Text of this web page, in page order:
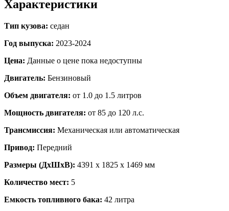
Характеристики
Тип кузова: седан
Год выпуска: 2023-2024
Цена: Данные о цене пока недоступны
Двигатель: Бензиновый
Объем двигателя: от 1.0 до 1.5 литров
Мощность двигателя: от 85 до 120 л.с.
Трансмиссия: Механическая или автоматическая
Привод: Передний
Размеры (ДxШxВ): 4391 x 1825 x 1469 мм
Количество мест: 5
Емкость топливного бака: 42 литра